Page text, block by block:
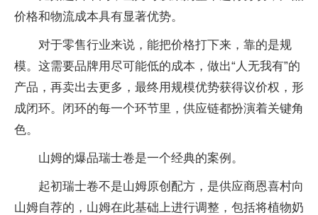
价格和物流成本具有显著优势。
对于零售行业来说，能把价格打下来，靠的是规
模。这需要品牌用尽可能低的成本，做出“人无我有”的
产品，再卖出去更多，最终用规模优势获得议价权，形
成闭环。闭环的每一个环节里，供应链都扮演着关键角
色。
山姆的爆品瑞士卷是一个经典的案例。
起初瑞士卷不是山姆原创配方，是供应商恩喜村向
山姆自荐的，山姆在此基础上进行调整，包括将植物奶